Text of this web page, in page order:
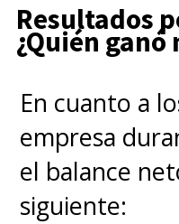
Resultados
¿Quién ganó
En cuanto a
empresa
el balance
siguiente: